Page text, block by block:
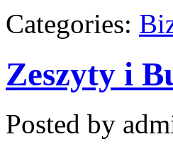
Categories:
Zeszyty i
Posted by